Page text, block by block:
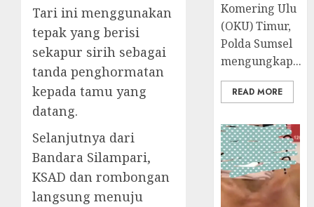
Tari ini menggunakan
tepak yang berisi
sekapur sirih sebagai
tanda penghormatan
kepada tamu yang
datang.
Selanjutnya dari
Bandara Silampari,
KSAD dan rombongan
langsung menuju
Komering Ulu
(OKU) Timur,
Polda Sumsel
mengungkap...
READ MORE